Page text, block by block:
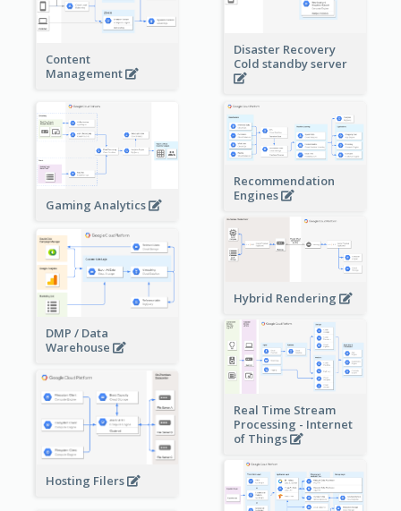
Disaster Recovery
Cold standby server
Content
Management
Gaming Analytics
Recommendation
Engines
Hybrid Rendering
DMP / Data
Warehouse
Real Time Stream
Processing - Internet
of Things
Hosting Filers